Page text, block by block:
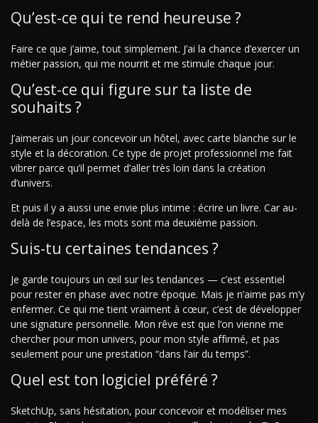
Qu’est-ce qui te rend heureuse ?
Faire ce que j’aime, tout simplement. J’ai la chance d’exercer un
métier passion, qui me nourrit et me stimule chaque jour.
Qu’est-ce qui figure sur ta liste de
souhaits ?
J’aimerais un jour concevoir un hôtel, avec carte blanche sur le
style et la décoration. Ce type de projet professionnel me fait
vibrer parce qu’il permet d’aller très loin dans la création
d’univers.
Et puis il y a aussi une envie plus intime : écrire un livre. Car au-
delà de l’espace, les mots sont ma deuxième passion.
Suis-tu certaines tendances ?
Je garde toujours un œil sur les tendances — c’est essentiel
pour rester en phase avec notre époque. Mais je n’aime pas m’y
enfermer. Ce qui me tient vraiment à cœur, c’est de développer
une signature personnelle. Mon rêve est que l’on vienne me
chercher pour mon univers, pour mon style affirmé, et pas
seulement pour une prestation “dans l’air du temps”.
Quel est ton logiciel préféré ?
SketchUp, sans hésitation, pour concevoir et modéliser mes